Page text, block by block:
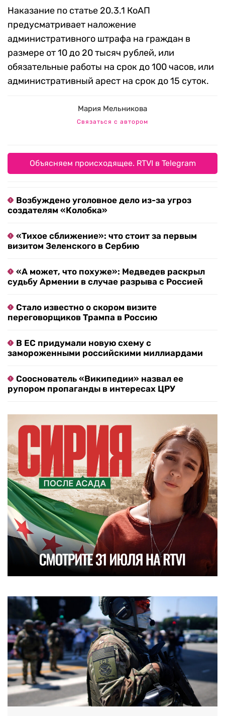
Наказание по статье 20.3.1 КоАП
предусматривает наложение
административного штрафа на граждан в
размере от 10 до 20 тысяч рублей, или
обязательные работы на срок до 100 часов, или
административный арест на срок до 15 суток.
Мария Мельникова
Связаться с автором
Объясняем происходящее. RTVI в Telegram
Возбуждено уголовное дело из-за угроз
создателям «Колобка»
«Тихое сближение»: что стоит за первым
визитом Зеленского в Сербию
«А может, что похуже»: Медведев раскрыл
судьбу Армении в случае разрыва с Россией
Стало известно о скором визите
переговорщиков Трампа в Россию
В ЕС придумали новую схему с
замороженными российскими миллиардами
Сооснователь «Википедии» назвал ее
рупором пропаганды в интересах ЦРУ